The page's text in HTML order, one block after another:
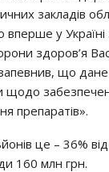
закладів
у
здоров’я
що
препаратів».
це – 36%
160 млн грн.